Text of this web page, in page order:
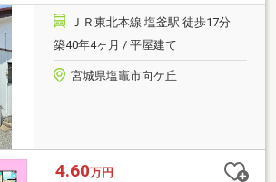
ＪＲ東北本線 塩釜駅 徒歩17分
築40年4ヶ月 / 平屋建て
宮城県塩竈市向ケ丘
4.60万円